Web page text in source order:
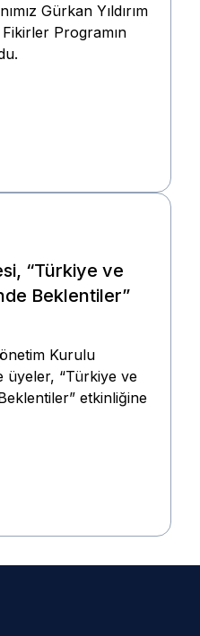
Gürkan Yıldırım
Programın
“Türkiye ve
Beklentiler”
Kurulu
üyeler, “Türkiye ve
etkinliğine